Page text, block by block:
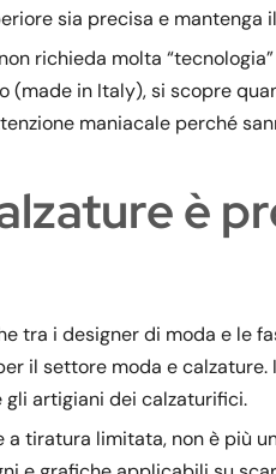
sia precisa e mantenga
richieda molta
in Italy), si scopre
maniacale perché
è
tra i designer di moda e le
il settore moda e
artigiani dei calzaturifici.
tiratura limitata, non è più